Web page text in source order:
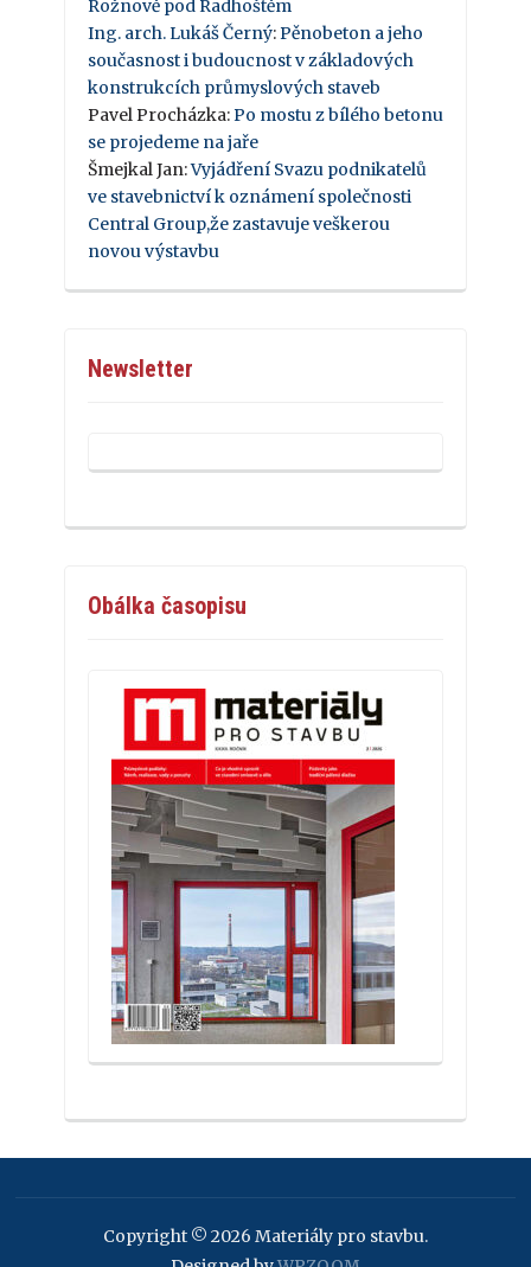
Rožnově pod Radhoštěm
Ing. arch. Lukáš Černý: Pěnobeton a jeho
současnost i budoucnost v základových
konstrukcích průmyslových staveb
Pavel Procházka: Po mostu z bílého betonu
se projedeme na jaře
Šmejkal Jan:Vyjádření Svazu podnikatelů
ve stavebnictví k oznámení společnosti
Central Group,že zastavuje veškerou
novou výstavbu
Newsletter
Obálka časopisu
Copyright © 2026 Materiály pro stavbu.